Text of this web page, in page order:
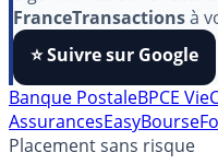
Pour soutenir le travail
algorithmes et ne rater
FranceTransactionsà
⭐️ Suivre sur Google
Banque Postale BPCE Vie